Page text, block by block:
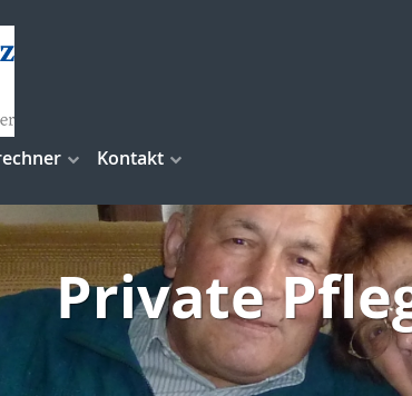
Kontakt
Private